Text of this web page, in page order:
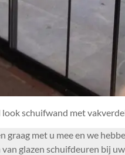
look schuifwand met
met u mee en we
glazen schuifdeuren bij